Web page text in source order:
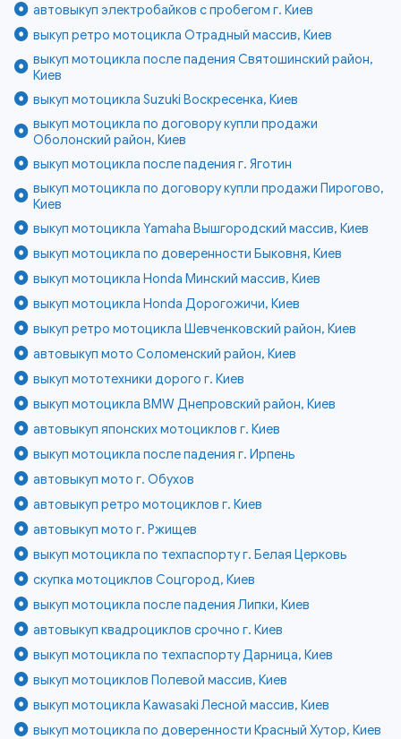
автовыкуп электробайков с пробегом г. Киев
выкуп ретро мотоцикла Отрадный массив, Киев
выкуп мотоцикла после падения Святошинский район,
Киев
выкуп мотоцикла Suzuki Воскресенка, Киев
выкуп мотоцикла по договору купли продажи
Оболонский район, Киев
выкуп мотоцикла после падения г. Яготин
выкуп мотоцикла по договору купли продажи Пирогово,
Киев
выкуп мотоцикла Yamaha Вышгородский массив, Киев
выкуп мотоцикла по доверенности Быковня, Киев
выкуп мотоцикла Honda Минский массив, Киев
выкуп мотоцикла Honda Дорогожичи, Киев
выкуп ретро мотоцикла Шевченковский район, Киев
автовыкуп мото Соломенский район, Киев
выкуп мототехники дорого г. Киев
выкуп мотоцикла BMW Днепровский район, Киев
автовыкуп японских мотоциклов г. Киев
выкуп мотоцикла после падения г. Ирпень
автовыкуп мото г. Обухов
автовыкуп ретро мотоциклов г. Киев
автовыкуп мото г. Ржищев
выкуп мотоцикла по техпаспорту г. Белая Церковь
скупка мотоциклов Соцгород, Киев
выкуп мотоцикла после падения Липки, Киев
автовыкуп квадроциклов срочно г. Киев
выкуп мотоцикла по техпаспорту Дарница, Киев
выкуп мотоциклов Полевой массив, Киев
выкуп мотоцикла Kawasaki Лесной массив, Киев
выкуп мотоцикла по доверенности Красный Хутор, Киев